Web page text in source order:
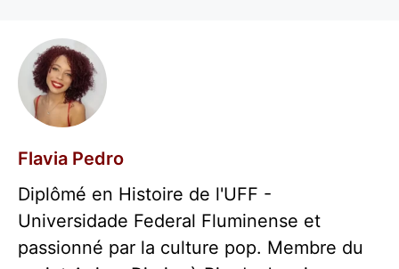
Flavia Pedro
Diplômé en Histoire de l'UFF -
Universidade Federal Fluminense et
passionné par la culture pop. Membre du